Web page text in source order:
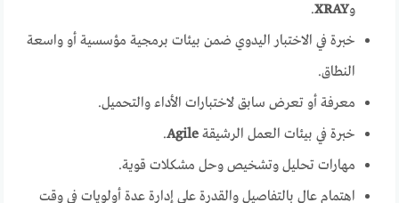
وXRAY
.
خبرة في الاختبار اليدوي ضمن بيئات برمجية مؤسسية أو واسعة
النطاق.
معرفة أو تعرض سابق لاختبارات الأداء والتحميل.
خبرة في بيئات العمل الرشيقةAgile
.
مهارات تحليل وتشخيص وحل مشكلات قوية.
اهتمام عالٍ بالتفاصيل والقدرة على إدارة عدة أولويات في وقت